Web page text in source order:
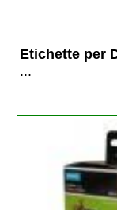
Etichette per
...